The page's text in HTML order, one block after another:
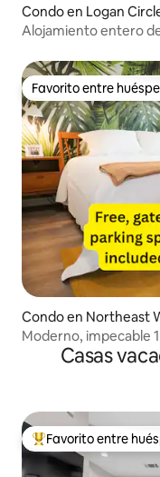
Condo en Logan
Alojamiento entero
Favorito entre
Favorito entre
Condo en Northeast
Moderno, impecable
Casas
Favorito entre
Favorito entre